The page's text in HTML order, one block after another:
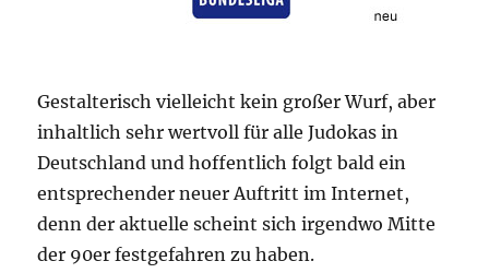
Gestalterisch vielleicht kein großer Wurf, aber
inhaltlich sehr wertvoll für alle Judokas in
Deutschland und hoffentlich folgt bald ein
entsprechender neuer Auftritt im Internet,
denn der aktuelle scheint sich irgendwo Mitte
der 90er festgefahren zu haben.